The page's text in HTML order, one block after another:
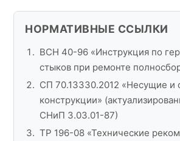
НОРМАТИВНЫЕ ССЫЛКИ
ВСН 40-96 «Инструкция по
стыков при ремонте
СП 70.13330.2012 «Несущие
конструкции»
СНиП 3.03.01-87)
ТР 196-08 «Технические